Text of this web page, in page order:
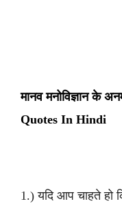
मानव मनोविज्ञान के
Quotes In Hindi
1.) यदि आप चाहते हो